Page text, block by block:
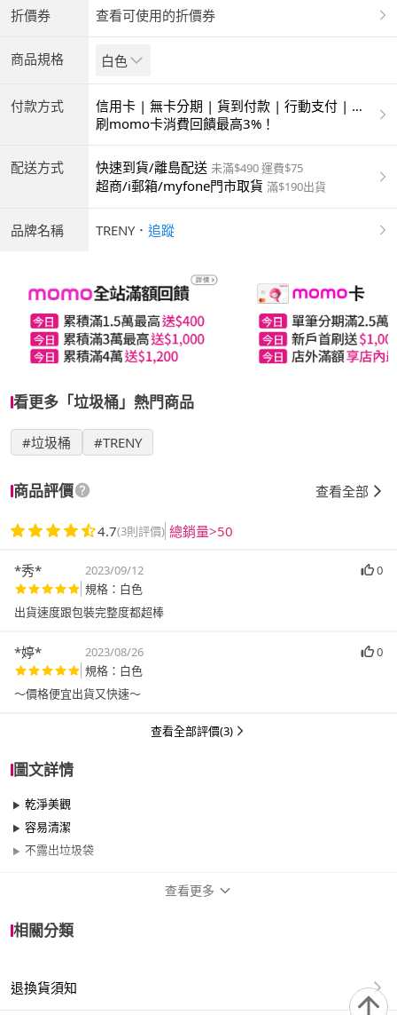
折價券 查看可使用的折價券
商品規格 白色
付款方式
信用卡 | 無卡分期 | 貨到付款 | 行動支付 | 超
商付款 | ATM | 銀聯卡
刷momo卡消費回饋最高3%！
配送方式 快速到貨/離島配送 未滿$490 運費$75
超商/i郵箱/myfone門市取貨 滿$190出貨
品牌名稱 TRENY ． 追蹤
看更多「垃圾桶」熱門商品
#垃圾桶 #TRENY
商品評價 查看全部
4.7(3則評價) 總銷量>50
*秀* 2023/09/12
0
規格：白色
出貨速度跟包裝完整度都超棒
*婷* 2023/08/26
0
規格：白色
～價格便宜出貨又快速～
查看全部評價(3)
圖文詳情
乾淨美觀
容易清潔
不露出垃圾袋
類型
查看更多
相關分類
退換貨須知